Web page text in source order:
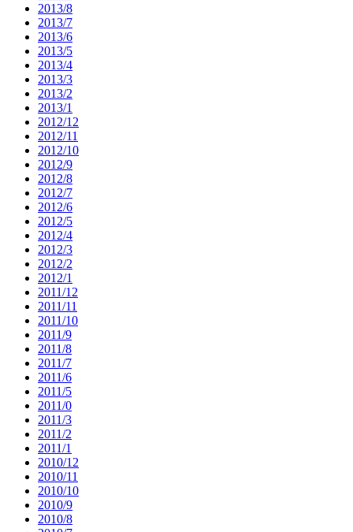
2013/8
2013/7
2013/6
2013/5
2013/4
2013/3
2013/2
2013/1
2012/12
2012/11
2012/10
2012/9
2012/8
2012/7
2012/6
2012/5
2012/4
2012/3
2012/2
2012/1
2011/12
2011/11
2011/10
2011/9
2011/8
2011/7
2011/6
2011/5
2011/0
2011/3
2011/2
2011/1
2010/12
2010/11
2010/10
2010/9
2010/8